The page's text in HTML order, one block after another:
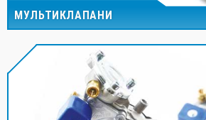
МУЛЬТИКЛАПАНИ